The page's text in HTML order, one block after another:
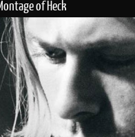
of Heck